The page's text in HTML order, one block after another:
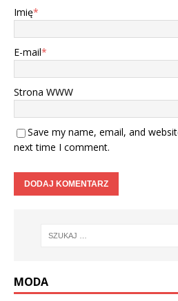
Imię*
E-mail*
Strona WWW
Save my name, email, and
next time I comment.
MODA